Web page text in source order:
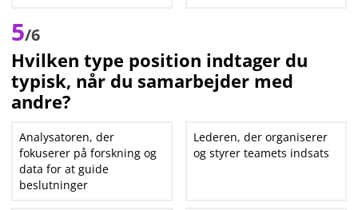
5/6
Hvilken type position indtager du
typisk, når du samarbejder med
andre?
Analysatoren, der
fokuserer på forskning og
data for at guide
beslutninger
Lederen, der organiserer
og styrer teamets indsats